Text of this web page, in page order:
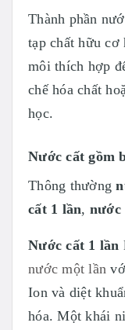
Thành phần
tạp chất hữu cơ
môi thích hợp
chế hóa chất
học.
Nước cất gồm
Thông thường
cất 1 lần, nước
Nước cất 1 lần
nước một lần
Ion và diệt
hóa. Một khái